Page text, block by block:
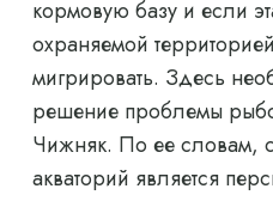
кормовую базу и если
охраняемой
мигрировать. Здесь
решение проблемы
Чижняк. По ее словам,
акваторий является